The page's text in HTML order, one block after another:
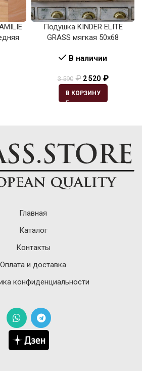
Подушка KINDER ELITE
GRASS мягкая 50х68
В наличии
3 590 ₽ 2 520 ₽
В КОРЗИНУ
Главная
Каталог
Контакты
Оплата и доставка
конфиденциальности